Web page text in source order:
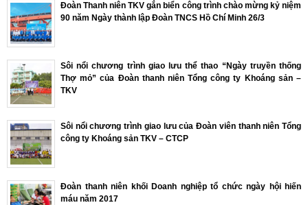
Đoàn Thanh niên TKV gắn biển công trình chào mừng kỷ niệm
90 năm Ngày thành lập Đoàn TNCS Hồ Chí Minh 26/3
Sôi nổi chương trình giao lưu thể thao “Ngày truyền thống
Thợ mỏ” của Đoàn thanh niên Tổng công ty Khoáng sản –
TKV
Sôi nổi chương trình giao lưu của Đoàn viên thanh niên Tổng
công ty Khoáng sản TKV – CTCP
Đoàn thanh niên khối Doanh nghiệp tổ chức ngày hội hiến
máu năm 2017